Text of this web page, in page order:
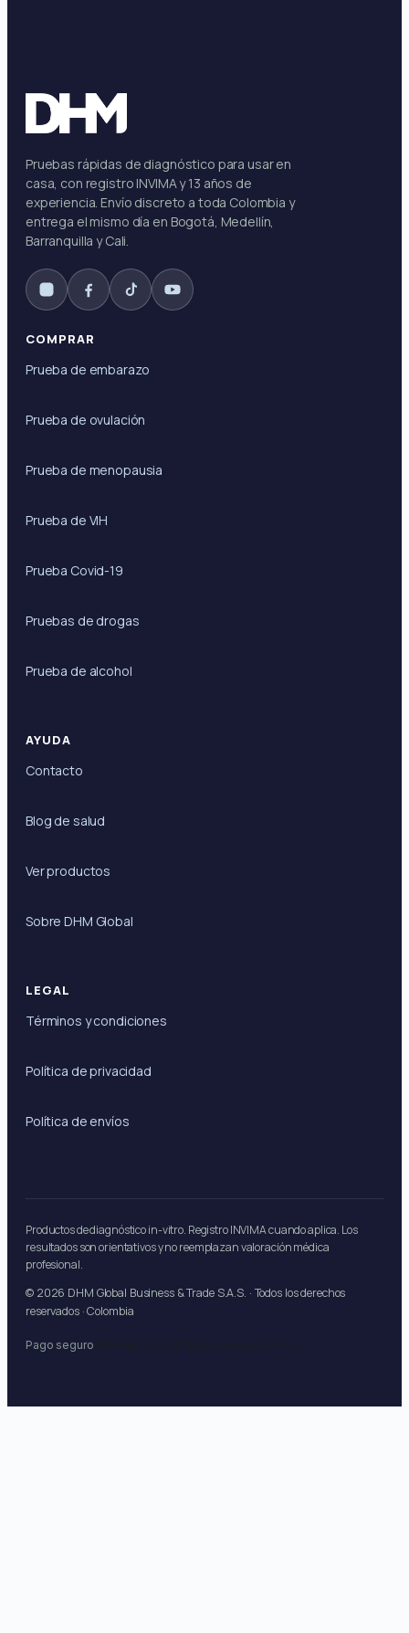
Pruebas rápidas de diagnóstico para usar en
casa, con registro INVIMA y 13 años de
experiencia. Envío discreto a toda Colombia y
entrega el mismo día en Bogotá, Medellín,
Barranquilla y Cali.
COMPRAR
Prueba de embarazo
Prueba de ovulación
Prueba de menopausia
Prueba de VIH
Prueba Covid-19
Pruebas de drogas
Prueba de alcohol
AYUDA
Contacto
Blog de salud
Ver productos
Sobre DHM Global
LEGAL
Términos y condiciones
Política de privacidad
Política de envíos
Productos de diagnóstico in-vitro. Registro INVIMA cuando aplica. Los
resultados son orientativos y no reemplazan valoración médica
profesional.
© 2026 DHM Global Business & Trade S.A.S. · Todos los derechos
reservados · Colombia
Pago seguro